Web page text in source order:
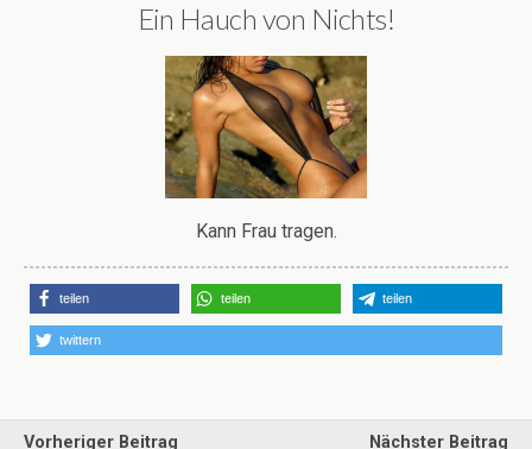
Ein Hauch von Nichts!
Kann Frau tragen.
teilen teilen teilen
twittern
Vorheriger Beitrag
Nächster Beitrag